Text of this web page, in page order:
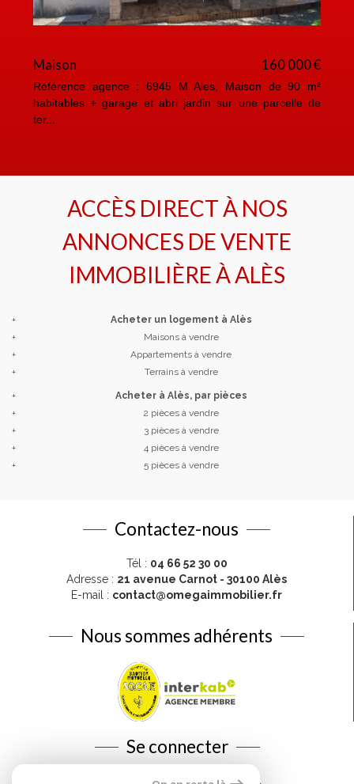
Maison 160 000 €
Référence agence : 6945 M Ales, Maison de 90 m²
habitables + garage et abri jardin sur une parcelle de
ter...
ACCÈS DIRECT À NOS
ANNONCES DE VENTE
IMMOBILIÈRE ÀALÈS
+
Acheter un logement à Alès
+
Maisons à vendre
+
Appartements à vendre
+
Terrains à vendre
+
Acheter à Alès, par pièces
+
2 pièces à vendre
+
3 pièces à vendre
+
4 pièces à vendre
+
5 pièces à vendre
Contactez-nous
Tél : 04 66 52 30 00
Adresse : 21 avenue Carnot - 30100 Alès
E-mail : contact@omegaimmobilier.fr
Nous sommes adhérents
Se connecter